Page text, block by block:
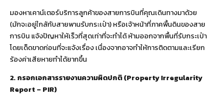
มองหาเคาน์เตอร์บริการลูกค้าของสายการบินที่คุณเดินทางมาด้วย
(มักจะอยู่ใกล้กับสายพานรับกระเป๋า) หรือเจ้าหน้าที่ภาคพื้นดินของสาย
การบิน แจ้งปัญหาให้เร็วที่สุดเท่าที่จะทำได้ ห้ามออกจากพื้นที่รับกระเป๋า
โดยเด็ดขาดก่อนที่จะแจ้งเรื่อง เนื่องจากอาจทำให้การติดตามและเรียก
ร้องค่าเสียหายทำได้ยากขึ้น
2. กรอกเอกสารรายงานความผิดปกติ (Property Irregularity
Report – PIR)